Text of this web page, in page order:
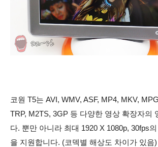
코원 T5는 AVI, WMV, ASF, MP4, MKV,
TRP, M2TS, 3GP 등 다양한 영상 확장자의
다. 뿐만 아니라 최대 1920 X 1080p, 30fps
을 지원합니다. (코덱별 해상도 차이가 있음)